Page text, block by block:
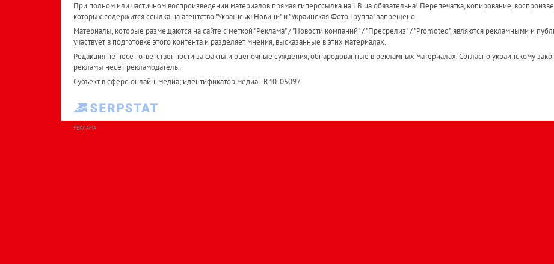
При полном или частичном воспроизведении материалов прямая гиперссылка на LB.ua обязательна! Перепечатка, копирование,
которых содержится ссылка на агентство "Українськi Новини" и "Украинская Фото Группа" запрещено.
Материалы, которые размещаются на сайте с меткой "Реклама" / "Новости компаний" / "Пресрелиз" / "Promoted", являются рекламными и
участвует в подготовке этого контента и разделяет мнения, высказанные в этих материалах.
Редакция не несет ответственности за факты и оценочные суждения, обнародованные в рекламных материалах. Согласно украинскому
рекламы несет рекламодатель.
Субъект в сфере онлайн-медиа; идентификатор медиа - R40-05097
РЕКЛАМА